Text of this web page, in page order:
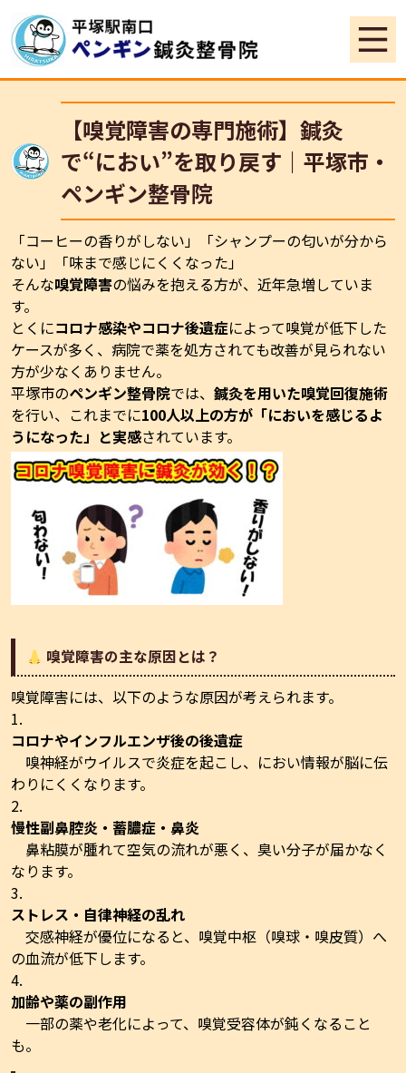
【嗅覚障害の専門施術】鍼灸
で“におい”を取り戻す｜平塚市・
ペンギン整骨院
「コーヒーの香りがしない」「シャンプーの匂いが分から
ない」「味まで感じにくくなった」――
そんな嗅覚障害の悩みを抱える方が、近年急増していま
す。
とくにコロナ感染やコロナ後遺症によって嗅覚が低下した
ケースが多く、病院で薬を処方されても改善が見られない
方が少なくありません。
平塚市のペンギン整骨院では、 鍼灸を用いた嗅覚回復施術
を行い、これまでに100人以上の方が「においを感じるよ
うになった」と実感されています。
嗅覚障害の主な原因とは？
嗅覚障害には、以下のような原因が考えられます。
コロナやインフルエンザ後の後遺症
嗅神経がウイルスで炎症を起こし、におい情報が脳に伝
わりにくくなります。
慢性副鼻腔炎・蓄膿症・鼻炎
鼻粘膜が腫れて空気の流れが悪く、臭い分子が届かなく
なります。
ストレス・自律神経の乱れ
交感神経が優位になると、嗅覚中枢（嗅球・嗅皮質）へ
の血流が低下します。
加齢や薬の副作用
一部の薬や老化によって、嗅覚受容体が鈍くなること
も。